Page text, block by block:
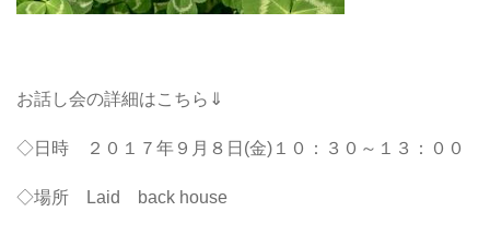
お話し会の詳細はこちら⇓
◇日時 ２０１７年９月８日(金)１０：３０～１３：００
◇場所 Laid back house